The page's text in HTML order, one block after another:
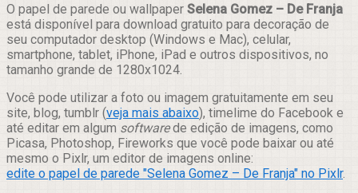
Compartilhar
O papel de parede ou wallpaper Selena Gomez – De Franja
está disponível para download gratuito para decoração de
seu computador desktop (Windows e Mac), celular,
smartphone, tablet, iPhone, iPad e outros dispositivos, no
tamanho grande de 1280x1024.
Você pode utilizar a foto ou imagem gratuitamente em seu
site, blog, tumblr (veja mais abaixo), timelime do Facebook e
até editar em algum softwarede edição de imagens, como
Picasa, Photoshop, Fireworks que você pode baixar ou até
mesmo o Pixlr, um editor de imagens online:
edite o papel de parede "Selena Gomez – De Franja" no Pixlr.